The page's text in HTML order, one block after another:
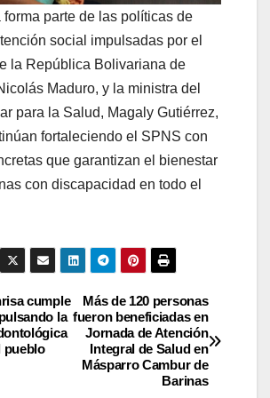
forma parte de las políticas de
social impulsadas por el
la República Bolivariana de
Maduro, y la ministra del
para la Salud, Magaly Gutiérrez,
fortaleciendo el SPNS con
que garantizan el bienestar
con discapacidad en todo el
Más de 120 personas
fueron beneficiadas en
Jornada de Atención
Integral de Salud en
Másparro Cambur de
Barinas
cumple
la
pueblo